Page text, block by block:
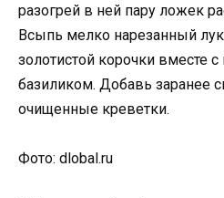
разогрей в ней пару ложек
Всыпь мелко нарезанный
золотистой корочки вместе
базиликом. Добавь заранее
очищенные креветки.
Фото: dlobal.ru